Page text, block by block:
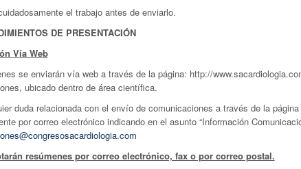
el trabajo antes de enviarlo.
DE PRESENTACIÓN
Vía Web
se enviarán vía web a través de la página: http://
ubicado dentro de área científica.
duda relacionada con el envío de comunicaciones a través de la
por correo electrónico indicando en el asunto “Información
resúmenes por correo electrónico, fax o por correo postal.